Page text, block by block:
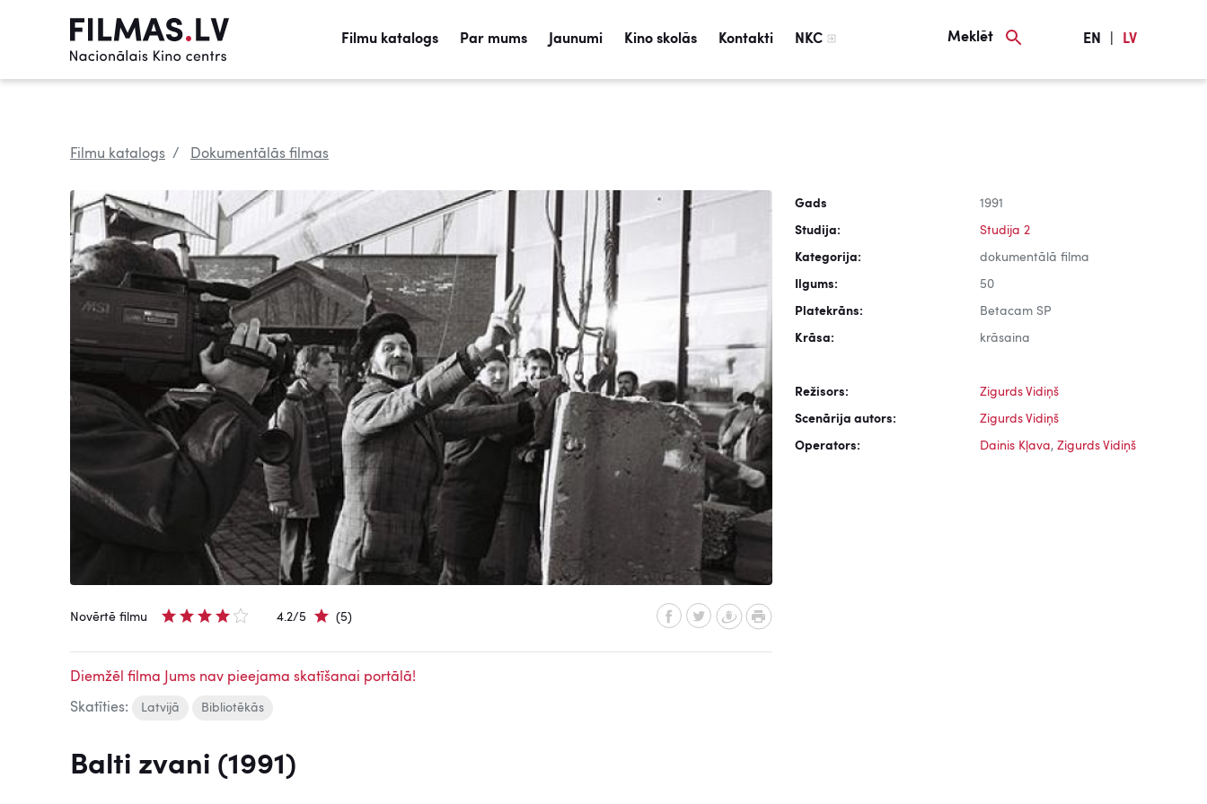
Filmu katalogs Par mums Jaunumi Kino skolās Kontakti NKC Meklēt EN LV
Filmu katalogs Dokumentālās filmas
Novērtē filmu 4.2/5 (5)
Diemžēl filma Jums nav pieejama skatīšanai portālā!
Skatīties: Latvijā Bibliotēkās
Balti zvani (1991)
Gads 1991
Studija: Studija 2
Kategorija: dokumentālā filma
Ilgums: 50
Platekrāns: Betacam SP
Krāsa: krāsaina
Režisors: Zigurds Vidiņš
Scenārija autors: Zigurds Vidiņš
Operators: Dainis Kļava, Zigurds Vidiņš